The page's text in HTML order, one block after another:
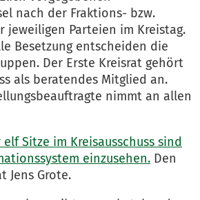
nach der Fraktions- bzw.
jeweiligen Parteien im Kreistag.
Besetzung entscheiden die
Der Erste Kreisrat gehört
als beratendes Mitglied an.
nimmt an allen
Sitze im Kreisausschuss sind
einzusehen. Den
Jens Grote.